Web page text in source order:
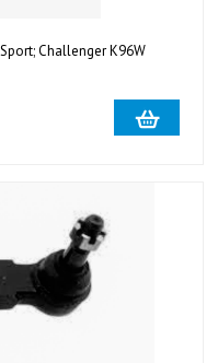
Challenger K96W